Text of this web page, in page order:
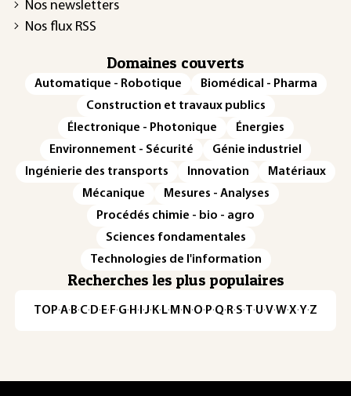
Nos newsletters
Nos flux RSS
Domaines couverts
Automatique - Robotique
Biomédical - Pharma
Construction et travaux publics
Électronique - Photonique
Énergies
Environnement - Sécurité
Génie industriel
Ingénierie des transports
Innovation
Matériaux
Mécanique
Mesures - Analyses
Procédés chimie - bio - agro
Sciences fondamentales
Technologies de l'information
Recherches les plus populaires
TOP·A·B·C· D· E· F·G· H · ·J· K· L· M · N ·O· P·Q· R·S·T·U·V·W·X·Y·Z